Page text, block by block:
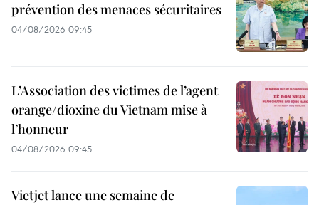
prévention des menaces sécuritaires
04/08/2026 09:45
L’Association des victimes de l’agent
orange/dioxine du Vietnam mise à
l’honneur
04/08/2026 09:45
Vietjet lance une semaine de